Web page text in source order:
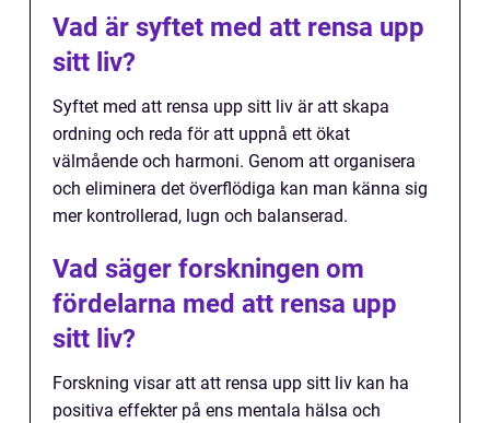
Vad är syftet med att rensa upp
sitt liv?
Syftet med att rensa upp sitt liv är att skapa
ordning och reda för att uppnå ett ökat
välmående och harmoni. Genom att organisera
och eliminera det överflödiga kan man känna sig
mer kontrollerad, lugn och balanserad.
Vad säger forskningen om
fördelarna med att rensa upp
sitt liv?
Forskning visar att att rensa upp sitt liv kan ha
positiva effekter på ens mentala hälsa och